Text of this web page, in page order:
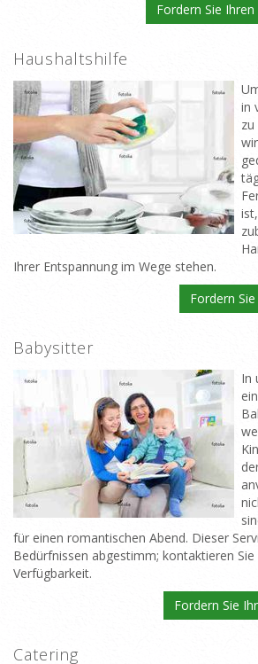
Fordern Sie
Haushaltshilfe
in
Ihrer Entspannung im Wege stehen.
Fordern
Babysitter
In
für einen romantischen Abend. Dieser
Bedürfnissen abgestimm; kontaktieren Sie
Verfügbarkeit.
Fordern Sie
Catering